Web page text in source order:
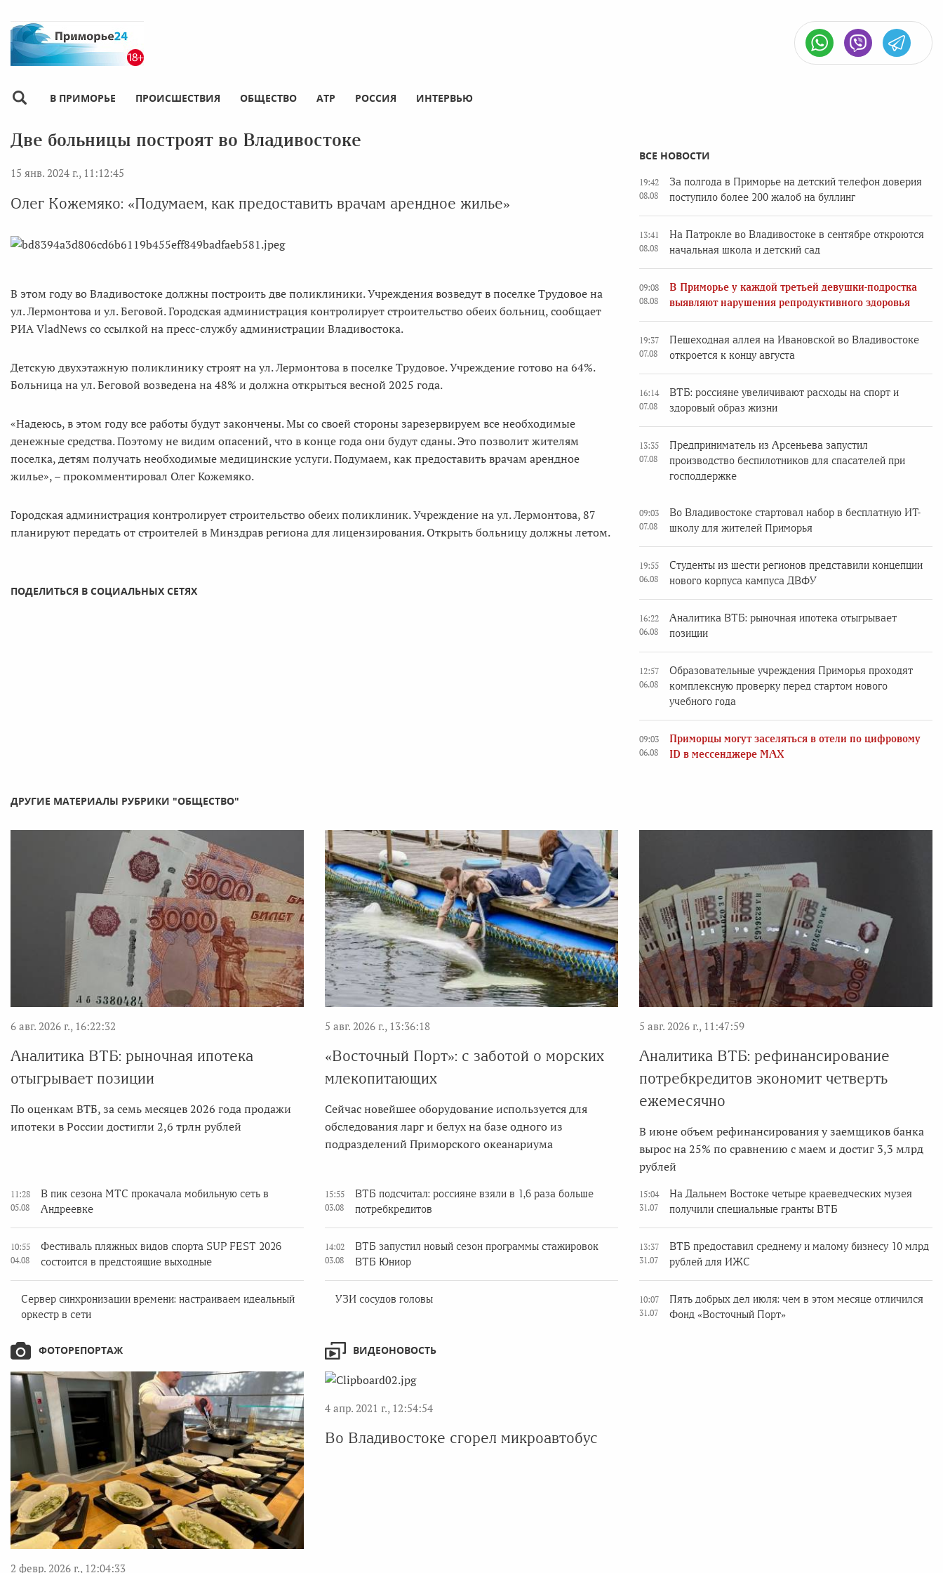
В ПРИМОРЬЕ ПРОИСШЕСТВИЯ ОБЩЕСТВО АТР РОССИЯ ИНТЕРВЬЮ
Две больницы построят во Владивостоке
15 янв. 2024 г., 11:12:45
Олег Кожемяко: «Подумаем, как предоставить врачам арендное жилье»
В этом году во Владивостоке должны построить две поликлиники. Учреждения возведут в поселке Трудовое на
ул. Лермонтова и ул. Беговой. Городская администрация контролирует строительство обеих больниц, сообщает
РИА VladNews со ссылкой на пресс-службу администрации Владивостока.
Детскую двухэтажную поликлинику строят на ул. Лермонтова в поселке Трудовое. Учреждение готово на 64%.
Больница на ул. Беговой возведена на 48% и должна открыться весной 2025 года.
«Надеюсь, в этом году все работы будут закончены. Мы со своей стороны зарезервируем все необходимые
денежные средства. Поэтому не видим опасений, что в конце года они будут сданы. Это позволит жителям
поселка, детям получать необходимые медицинские услуги. Подумаем, как предоставить врачам арендное
жилье», – прокомментировал Олег Кожемяко.
Городская администрация контролирует строительство обеих поликлиник. Учреждение на ул. Лермонтова, 87
планируют передать от строителей в Минздрав региона для лицензирования. Открыть больницу должны летом.
ПОДЕЛИТЬСЯ В СОЦИАЛЬНЫХ СЕТЯХ
ВСЕ НОВОСТИ
19:42
08.08
За полгода в Приморье на детский телефон доверия
поступило более 200 жалоб на буллинг
13:41
08.08
На Патрокле во Владивостоке в сентябре откроются
начальная школа и детский сад
09:08
08.08
В Приморье у каждой третьей девушки-подростка
выявляют нарушения репродуктивного здоровья
19:37
07.08
Пешеходная аллея на Ивановской во Владивостоке
откроется к концу августа
16:14
07.08
ВТБ: россияне увеличивают расходы на спорт и
здоровый образ жизни
13:35
07.08
Предприниматель из Арсеньева запустил
производство беспилотников для спасателей при
господдержке
09:03
07.08
Во Владивостоке стартовал набор в бесплатную ИТ-
школу для жителей Приморья
19:55
06.08
Студенты из шести регионов представили концепции
нового корпуса кампуса ДВФУ
16:22
06.08
Аналитика ВТБ: рыночная ипотека отыгрывает
позиции
12:57
06.08
Образовательные учреждения Приморья проходят
комплексную проверку перед стартом нового
учебного года
09:03
06.08
Приморцы могут заселяться в отели по цифровому
ID в мессенджере MAX
ДРУГИЕ МАТЕРИАЛЫ РУБРИКИ "ОБЩЕСТВО"
6 авг. 2026 г., 16:22:32
Аналитика ВТБ: рыночная ипотека
отыгрывает позиции
По оценкам ВТБ, за семь месяцев 2026 года продажи
ипотеки в России достигли 2,6 трлн рублей
5 авг. 2026 г., 13:36:18
«Восточный Порт»: с заботой о морских
млекопитающих
Сейчас новейшее оборудование используется для
обследования ларг и белух на базе одного из
подразделений Приморского океанариума
5 авг. 2026 г., 11:47:59
Аналитика ВТБ: рефинансирование
потребкредитов экономит четверть
ежемесячно
В июне объем рефинансирования у заемщиков банка
вырос на 25% по сравнению с маем и достиг 3,3 млрд
рублей
11:28
05.08
В пик сезона МТС прокачала мобильную сеть в
Андреевке
10:55
04.08
Фестиваль пляжных видов спорта SUP FEST 2026
состоится в предстоящие выходные
Сервер синхронизации времени: настраиваем идеальный
оркестр в сети
15:55
03.08
ВТБ подсчитал: россияне взяли в 1,6 раза больше
потребкредитов
14:02
03.08
ВТБ запустил новый сезон программы стажировок
ВТБ Юниор
УЗИ сосудов головы
15:04
31.07
На Дальнем Востоке четыре краеведческих музея
получили специальные гранты ВТБ
13:37
31.07
ВТБ предоставил среднему и малому бизнесу 10 млрд
рублей для ИЖС
10:07
31.07
Пять добрых дел июля: чем в этом месяце отличился
Фонд «Восточный Порт»
ФОТОРЕПОРТАЖ
2 февр. 2026 г., 12:04:33
ВИДЕОНОВОСТЬ
4 апр. 2021 г., 12:54:54
Во Владивостоке сгорел микроавтобус